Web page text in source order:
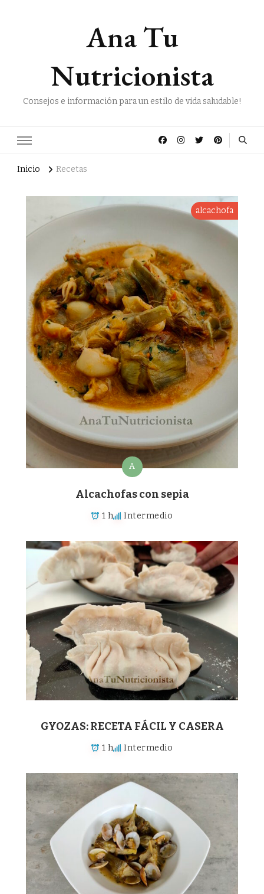
Ana Tu
Nutricionista
Consejos e información para un estilo de vida saludable!
Inicio Recetas
alcachofa
A
Alcachofas con sepia
1 h Intermedio
GYOZAS: RECETA FÁCIL Y CASERA
1 h Intermedio